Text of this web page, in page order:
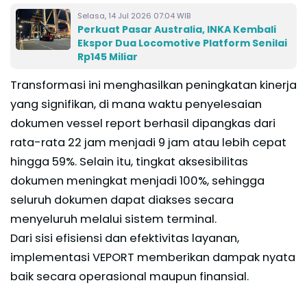
Selasa, 14 Jul 2026 07:04 WIB
Perkuat Pasar Australia, INKA Kembali
Ekspor Dua Locomotive Platform Senilai
Rp145 Miliar
Transformasi ini menghasilkan peningkatan kinerja
yang signifikan, di mana waktu penyelesaian
dokumen vessel report berhasil dipangkas dari
rata-rata 22 jam menjadi 9 jam atau lebih cepat
hingga 59%. Selain itu, tingkat aksesibilitas
dokumen meningkat menjadi 100%, sehingga
seluruh dokumen dapat diakses secara
menyeluruh melalui sistem terminal.
Dari sisi efisiensi dan efektivitas layanan,
implementasi VEPORT memberikan dampak nyata
baik secara operasional maupun finansial.